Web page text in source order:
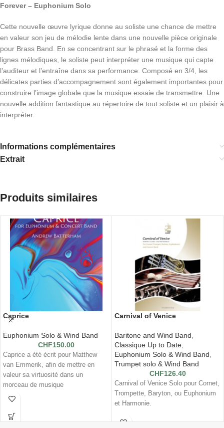
Forever – Euphonium Solo
Cette nouvelle œuvre lyrique donne au soliste une chance de mettre
en valeur son jeu de mélodie lente dans une nouvelle pièce originale
pour Brass Band. En se concentrant sur le phrasé et la forme des
lignes mélodiques, le soliste peut interpréter une musique qui capte
l’auditeur et l’entraîne dans sa performance. Composé en 3/4, les
délicates parties d’accompagnement sont également importantes pour
construire l’image globale que la musique essaie de transmettre. Une
nouvelle addition fantastique au répertoire de tout soliste et un plaisir à
interpréter.
Informations complémentaires
Extrait
Produits similaires
Caprice
Euphonium Solo & Wind Band
CHF150.00
Caprice a été écrit pour Matthew
van Emmerik, afin de mettre en
valeur sa virtuosité dans un
morceau de musique
Carnival of Venice
Baritone and Wind Band
Classique Up to Date
Euphonium Solo & Wind Band
Trumpet solo & Wind Band
CHF126.40
Carnival of Venice Solo pour Cornet,
Trompette, Baryton, ou Euphonium
et Harmonie.